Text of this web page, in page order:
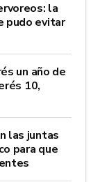
la
pudo evitar
un año de
10,
las juntas
para que